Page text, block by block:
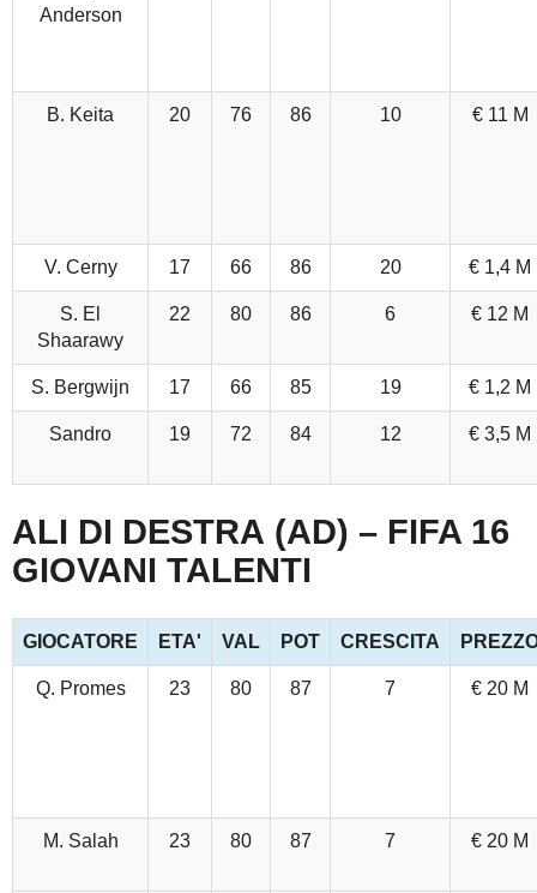
Anderson
B. Keita 20 76 86 10 € 11 M
V. Cerny 17 66 86 20 € 1,4 M
S. El
Shaarawy
22 80 86 6 € 12 M
S. Bergwijn 17 66 85 19 € 1,2 M
Sandro 19 72 84 12 € 3,5 M
ALI DI DESTRA (AD) – FIFA 16
GIOVANI TALENTI
GIOCATORE ETA' VAL POT CRESCITA
Q. Promes 23 80 87 7 € 20 M
M. Salah 23 80 87 7 € 20 M